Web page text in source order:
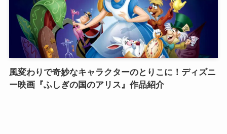
風変わりで奇妙なキャラクターのとりこに！ディズニ
ー映画『ふしぎの国のアリス』作品紹介